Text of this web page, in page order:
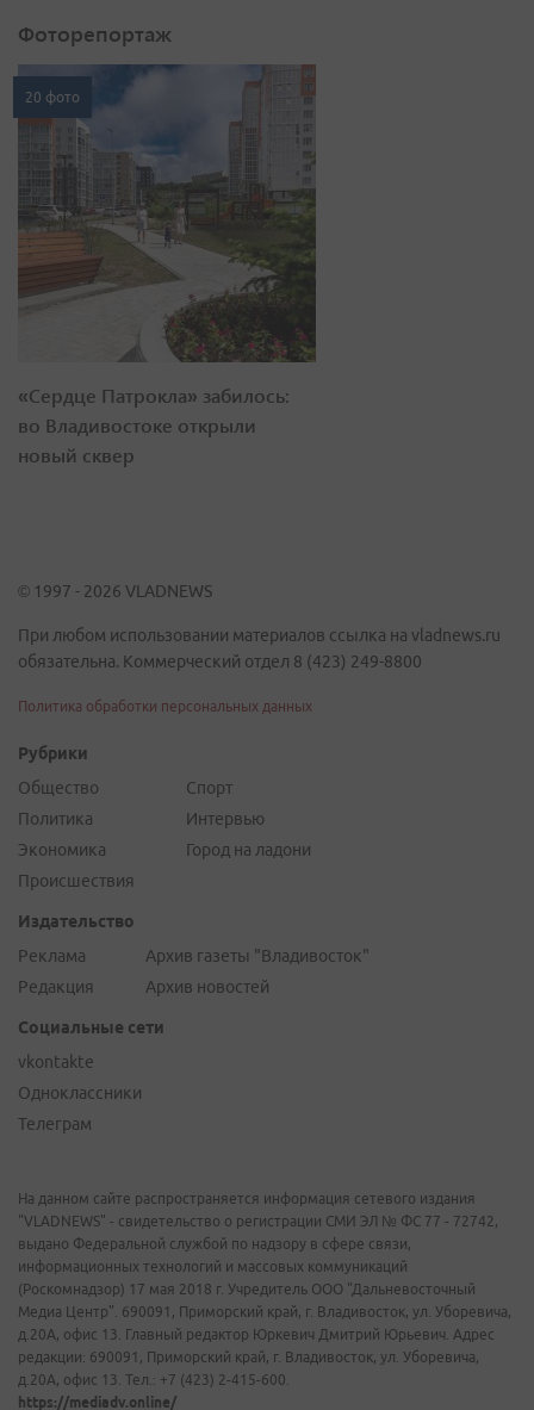
Фоторепортаж
20 фото
«Сердце Патрокла» забилось:
во Владивостоке открыли
новый сквер
© 1997 - 2026 VLADNEWS
При любом использовании материалов ссылка на vladnews.ru
обязательна. Коммерческий отдел 8 (423) 249-8800
Политика обработки персональных данных
Рубрики
Общество
Политика
Экономика
Происшествия
Спорт
Интервью
Город на ладони
Издательство
Реклама
Редакция
Архив газеты "Владивосток"
Архив новостей
Социальные сети
vkontakte
Одноклассники
Телеграм
На данном сайте распространяется информация сетевого издания
"VLADNEWS" - свидетельство о регистрации СМИ ЭЛ № ФС 77 - 72742,
выдано Федеральной службой по надзору в сфере связи,
информационных технологий и массовых коммуникаций
(Роскомнадзор) 17 мая 2018 г. Учредитель ООО "Дальневосточный
Медиа Центр". 690091, Приморский край, г. Владивосток, ул. Уборевича,
д.20А, офис 13. Главный редактор Юркевич Дмитрий Юрьевич. Адрес
редакции: 690091, Приморский край, г. Владивосток, ул. Уборевича,
д.20А, офис 13. Тел.: +7 (423) 2-415-600.
https://mediadv.online/